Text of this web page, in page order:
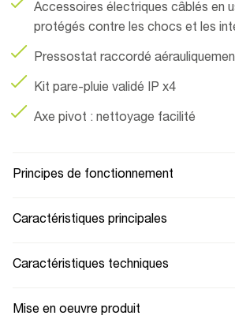
Accessoires électriques câblés en
protégés contre les chocs et les
Pressostat raccordé
Kit pare-pluie validé IP x4
Axe pivot : nettoyage facilité
Principes de fonctionnement
Caractéristiques principales
Caractéristiques techniques
Mise en oeuvre produit